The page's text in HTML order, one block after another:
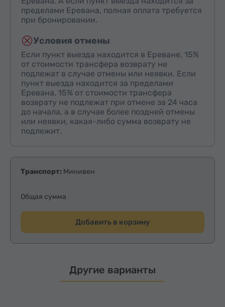
пределами Еревана, полная оплата требуется
при бронировании.
Условия отмены
Если пункт выезда находится в Ереване, 15%
от стоимости трансфера возврату не
подлежат в случае отмены или неявки. Если
пункт выезда находится за пределами
Еревана, 15% от стоимости трансфера
возврату не подлежат при отмене за 24 часа
до начала, а в случае более поздней отмены
или неявки, какая-либо сумма возврату не
подлежит.
Транспорт: Минивен
Общая сумма
Добавить в корзину
Другие варианты